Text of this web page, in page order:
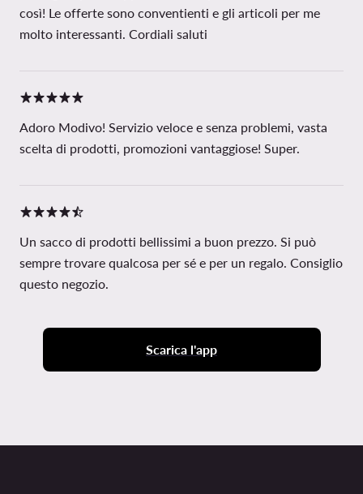
così! Le offerte sono conventienti e gli articoli per me
molto interessanti. Cordiali saluti
Adoro Modivo! Servizio veloce e senza problemi, vasta
scelta di prodotti, promozioni vantaggiose! Super.
Un sacco di prodotti bellissimi a buon prezzo. Si può
sempre trovare qualcosa per sé e per un regalo. Consiglio
questo negozio.
Scarica l'app